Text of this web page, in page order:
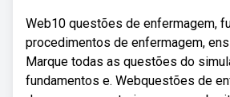
Web10 questões de enfermagem,
procedimentos de enfermagem,
Marque todas as questões do
fundamentos e. Webquestões de